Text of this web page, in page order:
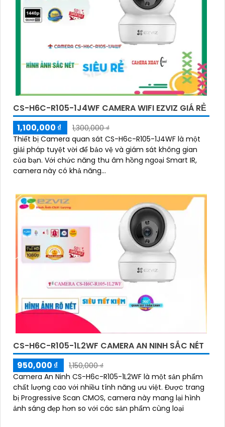
CS-H6C-R105-1J4WF CAMERA WIFI EZVIZ GIÁ RẺ
1,100,000 ₫
1,300,000 ₫
Thiết bị Camera quan sát CS-H6c-R105-1J4WF là một
giải pháp tuyệt vời để bảo vệ và giám sát không gian
của bạn. Với chức năng thu âm hồng ngoại Smart IR,
camera này có khả năng...
CS-H6C-R105-1L2WF CAMERA AN NINH SẮC NÉT
950,000 ₫
1,150,000 ₫
Camera An Ninh CS-H6c-R105-1L2WF là một sản phẩm
chất lượng cao với nhiều tính năng ưu việt. Được trang
bị Progressive Scan CMOS, camera này mang lại hình
ảnh sáng đẹp hơn so với các sản phẩm cùng loại